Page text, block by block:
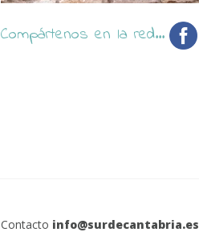
Compártenos en la red...
Contacto info@surdecantabria.es